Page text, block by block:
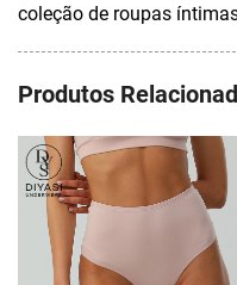
coleção de roupas
Produtos